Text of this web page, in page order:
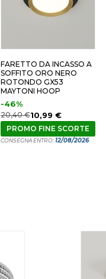
FARETTO DA INCASSO A
SOFFITO ORO NERO
ROTONDO GX53
MAYTONI HOOP
-46%
20,40 €10,99 €
PROMO FINE SCORTE
CONSEGNA ENTRO:12/08/2026